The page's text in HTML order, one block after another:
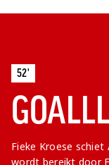
52'
Fieke Kroese
wordt bereikt door